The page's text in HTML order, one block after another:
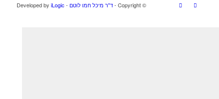
© ‫Copyright - ד"ר מיכל חמו לוטם - Developed by
iLogic